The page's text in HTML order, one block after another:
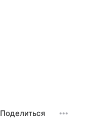
Поделиться